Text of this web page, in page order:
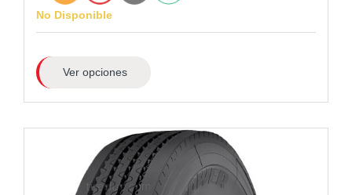
No Disponible
Ver opciones